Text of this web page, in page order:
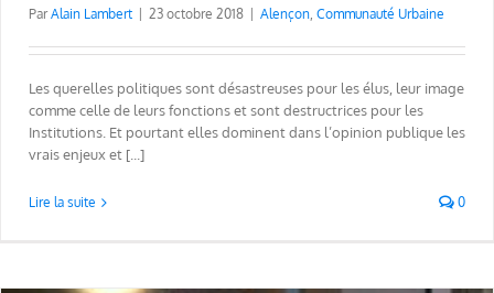
ParAlain Lambert 23 octobre 2018 Alençon, Communauté Urbaine
Les querelles politiques sont désastreuses pour les élus, leur image
comme celle de leurs fonctions et sont destructrices pour les
Institutions. Et pourtant elles dominent dans l’opinion publique les
vrais enjeux et [...]
Lire la suite 0